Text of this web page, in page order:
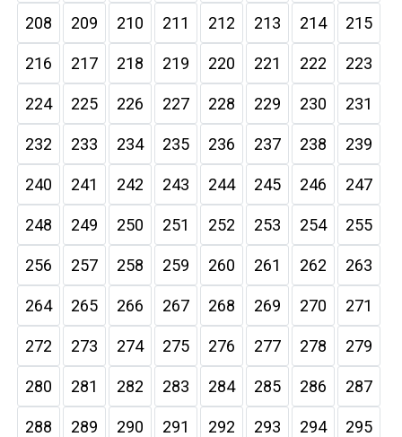
208 209 210 211 212 213 214 215
216 217 218 219 220 221 222 223
224 225 226 227 228 229 230 231
232 233 234 235 236 237 238 239
240 241 242 243 244 245 246 247
248 249 250 251 252 253 254 255
256 257 258 259 260 261 262 263
264 265 266 267 268 269 270 271
272 273 274 275 276 277 278 279
280 281 282 283 284 285 286 287
288 289 290 291 292 293 294 295